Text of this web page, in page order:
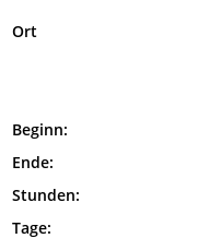
Ort
Beginn:
Ende:
Stunden:
Tage: